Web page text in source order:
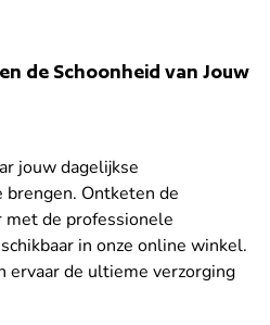
de Schoonheid van Jouw
jouw dagelijkse
Ontketen de
met de professionele
in onze online winkel.
ervaar de ultieme verzorging